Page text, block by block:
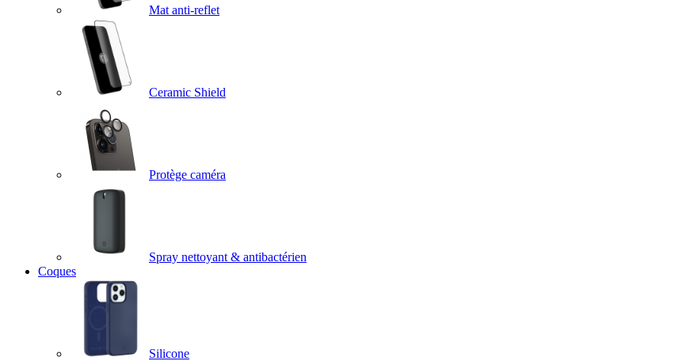
Mat anti-reflet
Ceramic Shield
Protège caméra
Spray nettoyant & antibactérien
Coques
Silicone